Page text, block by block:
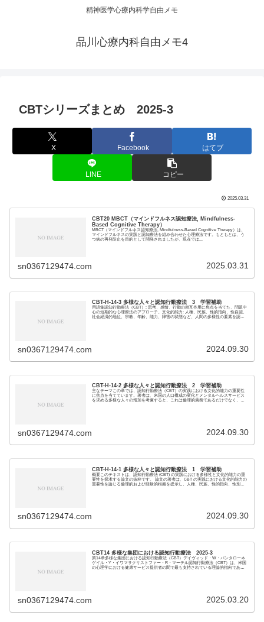
精神医学心療内科学自由メモ
品川心療内科自由メモ4
CBTシリーズまとめ 2025-3
X Facebook はてブ
LINE コピー
2025.03.31
CBT20 MBCT（マインドフルネス認知療法, Mindfulness-
Based Cognitive Therapy）
MBCT（マインドフルネス認知療法, Mindfulness-Based Cognitive Therapy）は、
マインドフルネスの実践と認知療法を組み合わせた心理療法です。もともとは、う
つ病の再発防止を目的として開発されましたが、現在では...
sn0367129474.com 2025.03.31
CBT-H-14-3 多様な人々と認知行動療法 3 学習補助
用語集認知行動療法（CBT）: 思考、感情、行動の相互作用に焦点を当てた、問題中
心の短期的な心理療法のアプローチ。文化的能力: 人種、民族、性的指向、性自認、
社会経済的地位、宗教、年齢、能力、障害の状態など、人間の多様性の要素を認識
sn0367129474.com 2024.09.30
CBT-H-14-2 多様な人々と認知行動療法 2 学習補助
主なテーマこの章では、認知行動療法（CBT）の実践における文化的能力の重要性
に焦点を当てています。著者は、米国の人口構成の変化とメンタルヘルスサービス
を求める多様な人々の増加を考慮すると、これは倫理的責務であるだけでなく、臨
sn0367129474.com 2024.09.30
CBT-H-14-1 多様な人々と認知行動療法 1 学習補助
概要このテキストは、認知行動療法 (CBT) の実践における多様性と文化的能力の重
要性を探求する論文の抜粋です。 論文の著者は、CBT の実践における文化的能力の
重要性を論じる倫理的および経験的根拠を提示し、人種、民族、性的指向、性別、
sn0367129474.com 2024.09.30
CBT14 多様な集団における認知行動療法 2025-3
第14章多様な集団における認知行動療法（CBT）デイヴィッド・W・パンタローネ
ゲイル・Y・イワマサクリストファー・R・マーテル認知行動療法（CBT）は、米国
の心理学における健康サービス提供者の間で最も支持されている理論的指向であ
sn0367129474.com 2025.03.20